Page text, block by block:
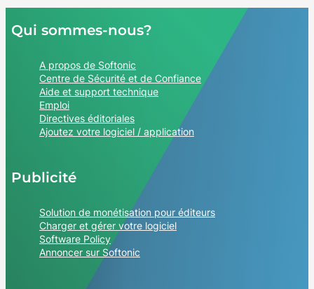
Qui sommes-nous?
A propos de Softonic
Centre de Sécurité et de Confiance
Aide et support technique
Emploi
Directives éditoriales
Ajoutez votre logiciel / application
Publicité
Solution de monétisation pour éditeurs
Charger et gérer votre logiciel
Software Policy
Annoncer sur Softonic